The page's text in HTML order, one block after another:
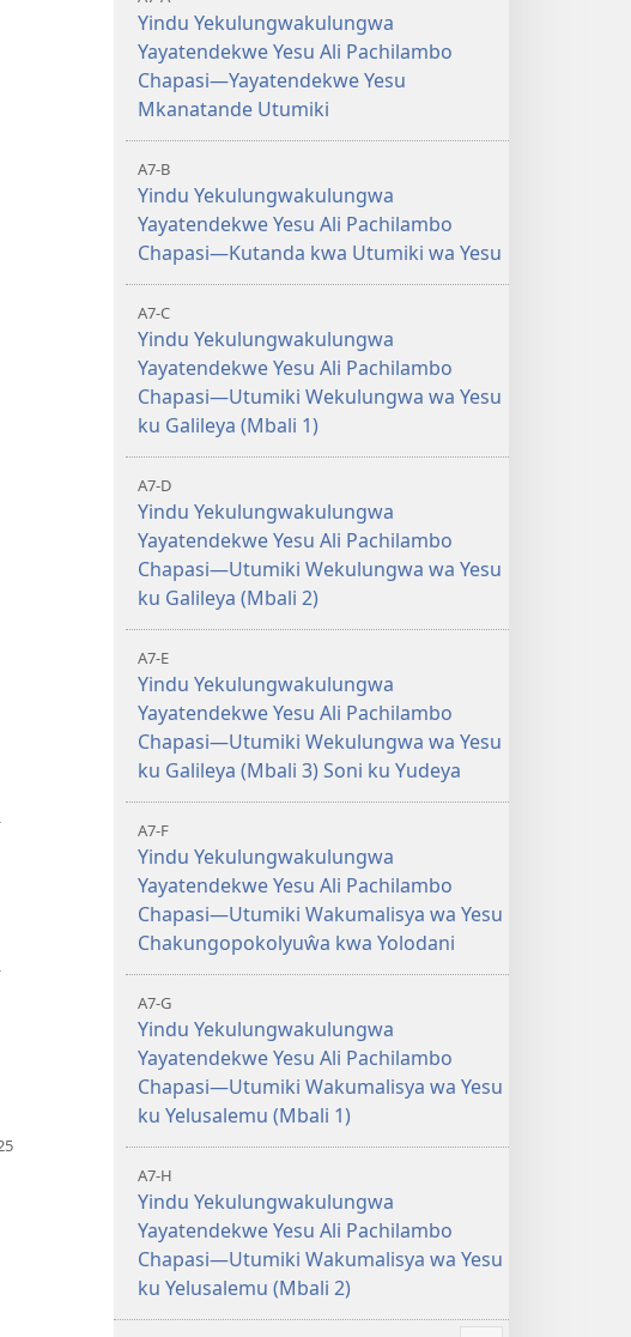
Yindu Yekulungwakulungwa
Yayatendekwe Yesu Ali Pachilambo
Chapasi—Yayatendekwe Yesu
Mkanatande Utumiki
A7-B
Yindu Yekulungwakulungwa
Yayatendekwe Yesu Ali Pachilambo
Chapasi—Kutanda kwa Utumiki wa Yesu
A7-C
Yindu Yekulungwakulungwa
Yayatendekwe Yesu Ali Pachilambo
Chapasi—Utumiki Wekulungwa wa Yesu
ku Galileya (Mbali 1)
A7-D
Yindu Yekulungwakulungwa
Yayatendekwe Yesu Ali Pachilambo
Chapasi—Utumiki Wekulungwa wa Yesu
ku Galileya (Mbali 2)
A7-E
Yindu Yekulungwakulungwa
Yayatendekwe Yesu Ali Pachilambo
Chapasi—Utumiki Wekulungwa wa Yesu
ku Galileya (Mbali 3) Soni ku Yudeya
A7-F
Yindu Yekulungwakulungwa
Yayatendekwe Yesu Ali Pachilambo
Chapasi—Utumiki Wakumalisya wa Yesu
Chakungopokolyuŵa kwa Yolodani
A7-G
Yindu Yekulungwakulungwa
Yayatendekwe Yesu Ali Pachilambo
Chapasi—Utumiki Wakumalisya wa Yesu
ku Yelusalemu (Mbali 1)
A7-H
Yindu Yekulungwakulungwa
Yayatendekwe Yesu Ali Pachilambo
Chapasi—Utumiki Wakumalisya wa Yesu
ku Yelusalemu (Mbali 2)